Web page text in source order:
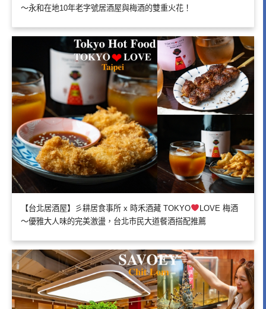
～永和在地10年老字號居酒屋與梅酒的雙重火花！
【台北居酒屋】彡耕居食事所 x 時禾酒藏 TOKYO
LOVE 梅酒
～優雅大人味的完美激盪，台北市民大道餐酒搭配推薦